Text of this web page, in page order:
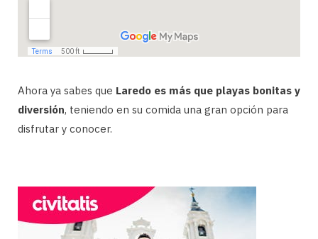
Ahora ya sabes que Laredo es más que playas bonitas y
diversión, teniendo en su comida una gran opción para
disfrutar y conocer.